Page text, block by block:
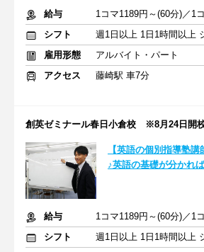
給与
シフト
雇用形態
アルバイト・パート
アクセス
藤崎駅 車7分
創英ゼミナール春日小倉校 ※8月24日開
【英語の個別指導塾
♪英語の基礎が分かれ
給与
シフト